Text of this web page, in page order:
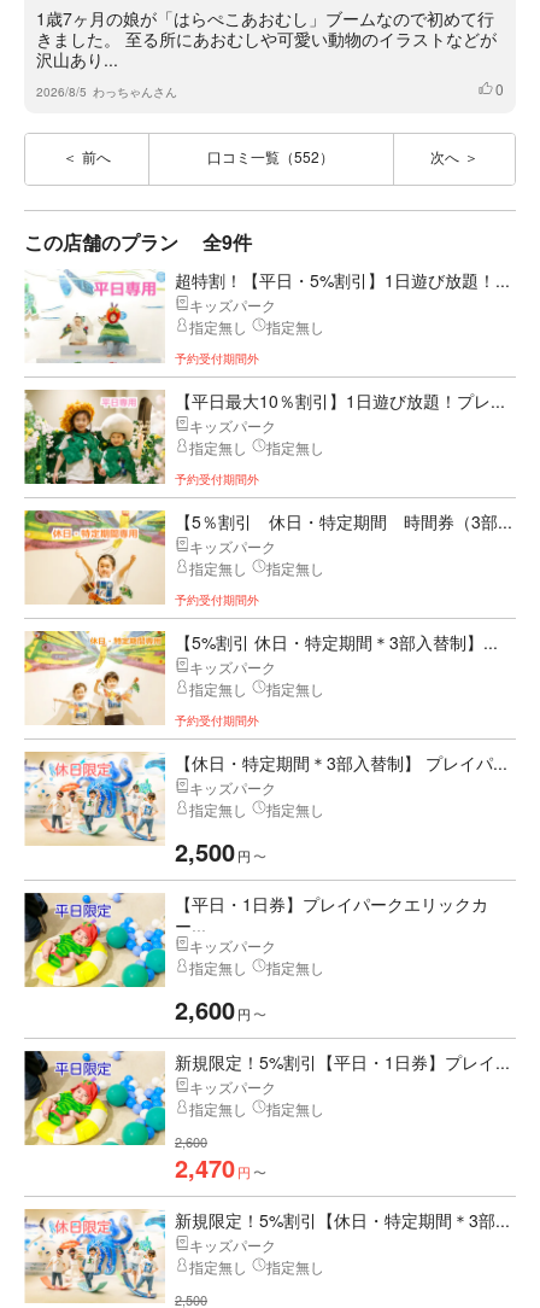
1歳7ヶ月の娘が「はらぺこあおむし」ブームなので初めて行
きました。 至る所にあおむしや可愛い動物のイラストなどが
沢山あり...
2026/8/5 わっちゃんさん いいね
0
前へ 口コミ一覧（552） 次へ
この店舗のプラン 全9件
超特割！【平日・5%割引】1日遊び放題！...
キッズパーク
指定無し
指定無し
予約受付期間外
【平日最大10％割引】1日遊び放題！プレ...
キッズパーク
指定無し
指定無し
予約受付期間外
【5％割引 休日・特定期間 時間券（3部...
キッズパーク
指定無し
指定無し
予約受付期間外
【5%割引 休日・特定期間＊3部入替制】...
キッズパーク
指定無し
指定無し
予約受付期間外
【休日・特定期間＊3部入替制】 プレイパ...
キッズパーク
指定無し
指定無し
2,500円 〜
【平日・1日券】プレイパークエリックカ
ー...
キッズパーク
指定無し
指定無し
2,600円 〜
新規限定！5%割引【平日・1日券】プレイ...
キッズパーク
指定無し
指定無し
2,600
2,470円 〜
新規限定！5%割引【休日・特定期間＊3部...
キッズパーク
指定無し
指定無し
2,500